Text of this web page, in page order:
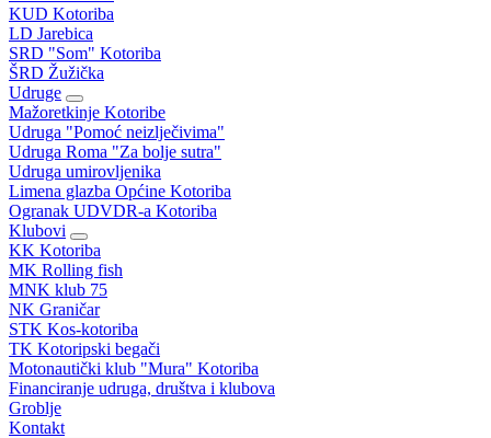
KUD Kotoriba
LD Jarebica
SRD "Som" Kotoriba
ŠRD Žužička
Udruge
Mažoretkinje Kotoribe
Udruga "Pomoć neizlječivima"
Udruga Roma "Za bolje sutra"
Udruga umirovljenika
Limena glazba Općine Kotoriba
Ogranak UDVDR-a Kotoriba
Klubovi
KK Kotoriba
MK Rolling fish
MNK klub 75
NK Graničar
STK Kos-kotoriba
TK Kotoripski begači
Motonautički klub "Mura" Kotoriba
Financiranje udruga, društva i klubova
Groblje
Kontakt